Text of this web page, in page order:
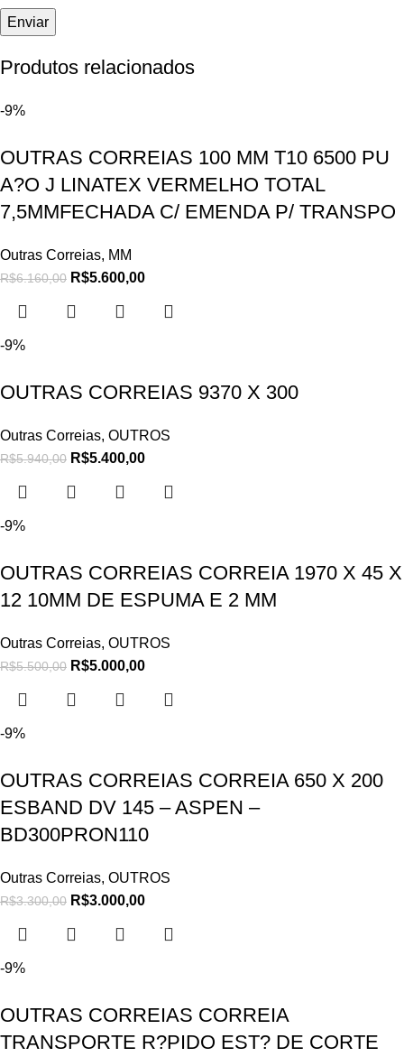
Produtos relacionados
-9%
OUTRAS CORREIAS 100 MM T10 6500 PU
A?O J LINATEX VERMELHO TOTAL
7,5MMFECHADA C/ EMENDA P/ TRANSPO
Outras Correias, MM
R$6.160,00 R$5.600,00
-9%
OUTRAS CORREIAS 9370 X 300
Outras Correias, OUTROS
R$5.940,00 R$5.400,00
-9%
OUTRAS CORREIAS CORREIA 1970 X 45 X
12 10MM DE ESPUMA E 2 MM
Outras Correias, OUTROS
R$5.500,00 R$5.000,00
-9%
OUTRAS CORREIAS CORREIA 650 X 200
ESBAND DV 145 – ASPEN –
BD300PRON110
Outras Correias, OUTROS
R$3.300,00 R$3.000,00
-9%
OUTRAS CORREIAS CORREIA
TRANSPORTE R?PIDO EST? DE CORTE